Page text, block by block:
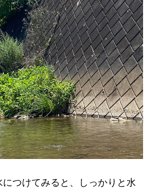
つけてみると、しっかりと水